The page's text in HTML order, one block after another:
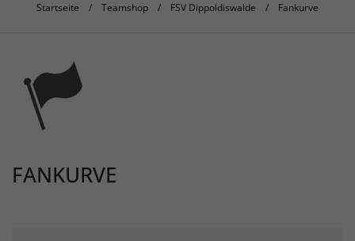
Startseite Teamshop FSV Dippoldiswalde Fankurve
FANKURVE